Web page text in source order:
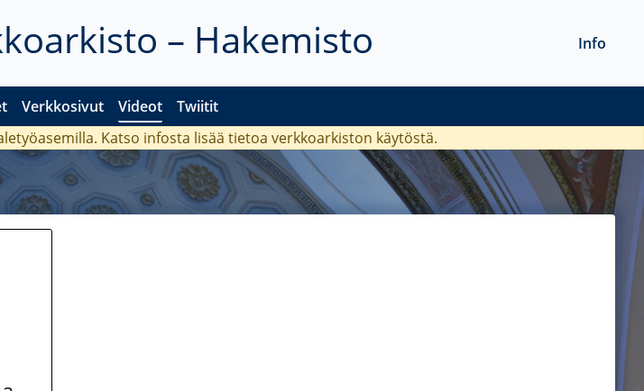
– Hakemisto
Verkkosivut Videot Twiitit
Info
Katso infosta lisää tietoa verkkoarkiston käytöstä.